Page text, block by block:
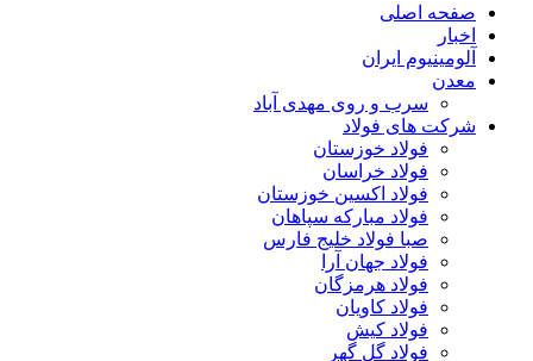
صفحه اصلی
اخبار
آلومینیوم ایران
معدن
سرب و روی مهدی آباد
شرکت های فولاد
فولاد خوزستان
فولاد خراسان
فولاد اکسین خوزستان
فولاد مبارکه سپاهان
صبا فولاد خلیج فارس
فولاد جهان آرا
فولاد هرمزگان
فولاد کاویان
فولاد کیش
فولاد گل گهر